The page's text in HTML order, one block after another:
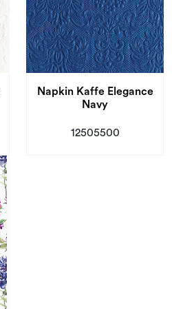
Napkin Kaffe Elegance
Navy
12505500